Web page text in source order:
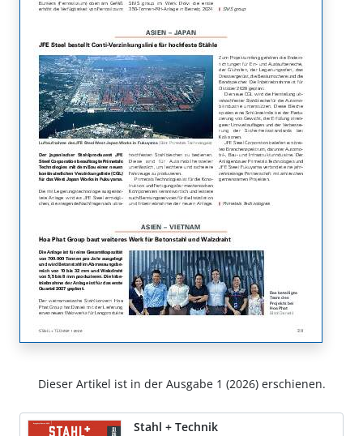
Dieser Artikel ist in der Ausgabe 1 (2026) erschienen.
Stahl + Technik